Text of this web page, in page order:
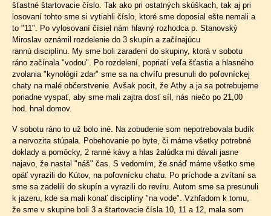
šťastné štartovacie číslo. Tak ako pri ostatných skúškach, tak aj pri
losovaní tohto sme si vytiahli číslo, ktoré sme doposial ešte nemali a
to "11". Po vylosovaní čísiel nám hlavný rozhodca p. Stanovský
Miroslav oznámil rozdelenie do 3 skupín a začínajúcu
rannú disciplínu. My sme boli zaradení do skupiny, ktorá v sobotu
ráno začínala "vodou". Po rozdelení, popriatí veľa šťastia a hlasného
zvolania "kynológií zdar" sme sa na chvíľu presunuli do poľovníckej
chaty na malé občerstvenie. Avšak pocit, že Athy a ja sa potrebujeme
poriadne vyspať, aby sme mali zajtra dosť síl, nás niečo po 21,00
hod. hnal domov.
V sobotu ráno to už bolo iné. Na zobudenie som nepotrebovala budík
a nervozita stúpala. Pobehovanie po byte, či máme všetky potrebné
doklady a pomôcky, 2 ranné kávy a hlas žalúdka mi dávali jasne
najavo, že nastal "náš" čas. S vedomím, že snáď máme všetko sme
opäť vyrazili do Kútov, na poľovnícku chatu. Po príchode a zvítaní sa
sme sa zadelili do skupín a vyrazili do revíru. Autom sme sa presunuli
k jazeru, kde sa mali konať disciplíny "na vode". Vzhľadom k tomu,
že sme v skupine boli 3 a štartovacie čísla 10, 11 a 12, mala som